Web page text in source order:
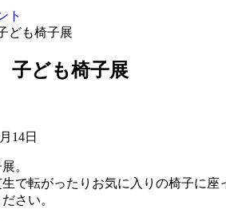
ト
ども椅子展
ども椅子展
14日
。
で転がったりお気に入りの椅子に座
さい。